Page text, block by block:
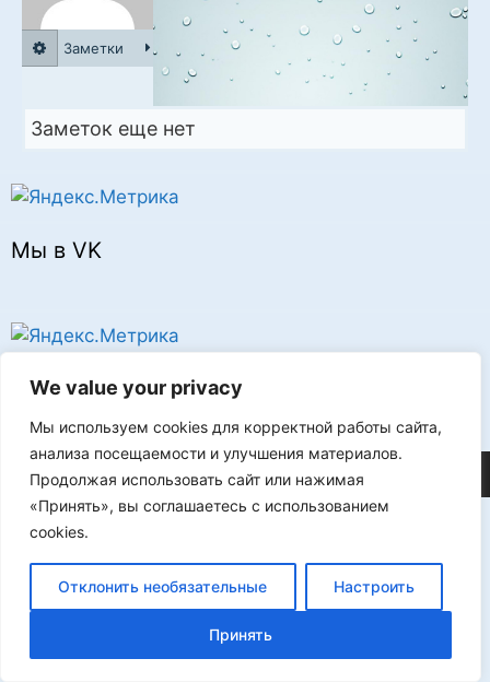
We value your privacy
Мы используем cookies для корректной работы сайта,
анализа посещаемости и улучшения материалов.
Продолжая использовать сайт или нажимая
«Принять», вы соглашаетесь с использованием
cookies.
Отклонить необязательные Настроить
Принять
Заметки
Заметок еще нет
Мы в VK
Реклама
©2026 FLProg